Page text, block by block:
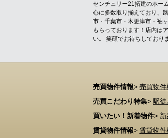
センチュリー21拓建のホー
心に多数取り揃えており、
市・千葉市・木更津市・袖
もらっております！店内は
い。 笑顔でお待ちしており
売買物件情報> 売買物件
売買こだわり特集> 駅徒
買いたい！新着物件>
賃貸物件情報> 賃貸物件